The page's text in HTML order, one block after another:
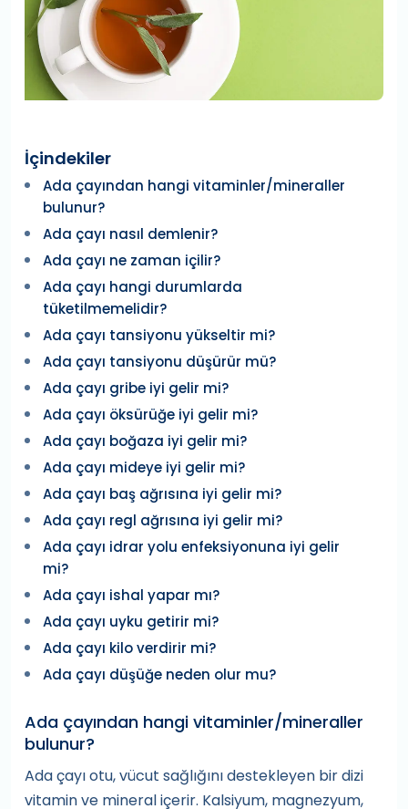
İçindekiler
Ada çayından hangi vitaminler/mineraller
bulunur?
Ada çayı nasıl demlenir?
Ada çayı ne zaman içilir?
Ada çayı hangi durumlarda
tüketilmemelidir?
Ada çayı tansiyonu yükseltir mi?
Ada çayı tansiyonu düşürür mü?
Ada çayı gribe iyi gelir mi?
Ada çayı öksürüğe iyi gelir mi?
Ada çayı boğaza iyi gelir mi?
Ada çayı mideye iyi gelir mi?
Ada çayı baş ağrısına iyi gelir mi?
Ada çayı regl ağrısına iyi gelir mi?
Ada çayı idrar yolu enfeksiyonuna iyi gelir
mi?
Ada çayı ishal yapar mı?
Ada çayı uyku getirir mi?
Ada çayı kilo verdirir mi?
Ada çayı düşüğe neden olur mu?
Ada çayından hangi vitaminler/mineraller
bulunur?
Ada çayı otu, vücut sağlığını destekleyen bir dizi
vitamin ve mineral içerir. Kalsiyum, magnezyum,